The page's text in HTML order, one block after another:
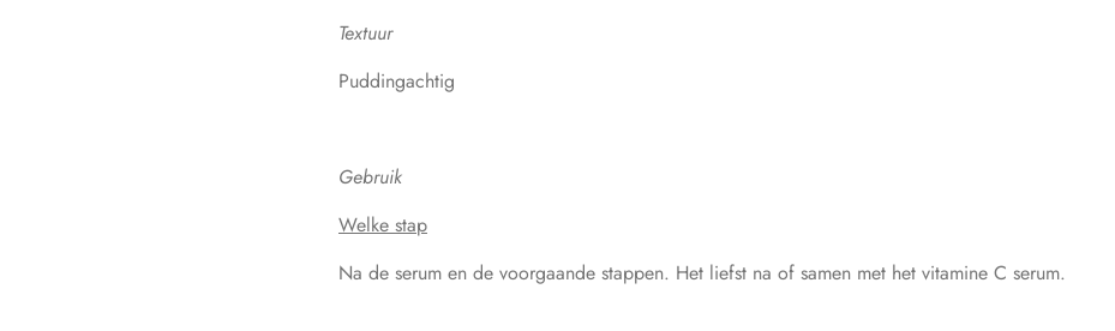
Textuur
Puddingachtig
Gebruik
Welke stap
Na de serum en de voorgaande stappen. Het liefst na of samen met het vitamine C serum.